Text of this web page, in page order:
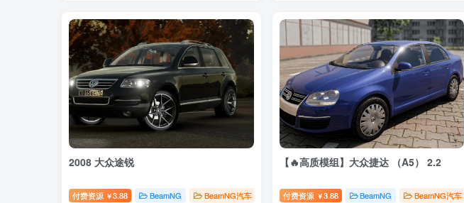
2008 大众途锐
付费资源 ￥3.88 BeamNG BeamNG汽车
【🔥高质模组】大众捷达 （A5） 2.2
付费资源 ￥3.88 BeamNG BeamNG汽车